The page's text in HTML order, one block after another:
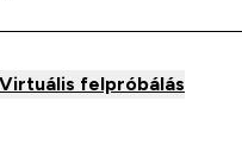
Virtuális felpróbálás